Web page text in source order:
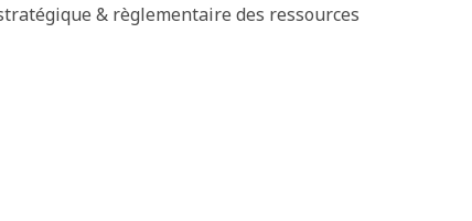
& règlementaire des ressources